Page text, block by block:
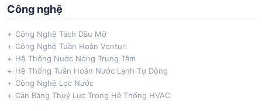
Công nghệ
Công Nghệ Tách Dầu Mỡ
Công Nghệ Tuần Hoàn Venturi
Hệ Thống Nước Nóng Trung Tâm
Hệ Thống Tuần Hoàn Nước Lạnh Tự Động
Công Nghệ Lọc Nước
Cân Bằng Thuỷ Lực Trong Hệ Thống HVAC